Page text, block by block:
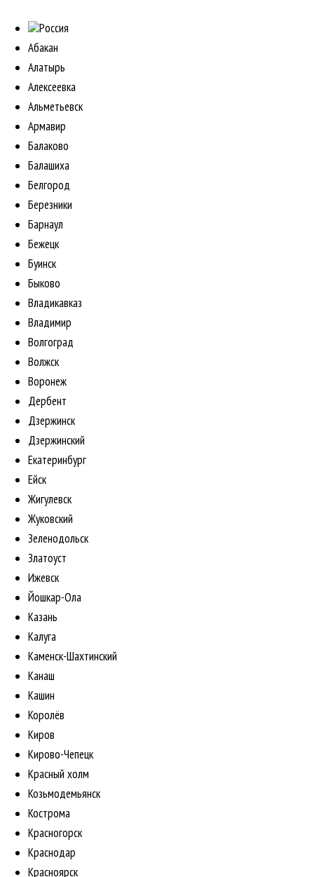
Россия
Абакан
Алатырь
Алексеевка
Альметьевск
Армавир
Балаково
Балашиха
Белгород
Березники
Барнаул
Бежецк
Буинск
Быково
Владикавказ
Владимир
Волгоград
Волжск
Воронеж
Дербент
Дзержинск
Дзержинский
Екатеринбург
Ейск
Жигулевск
Жуковский
Зеленодольск
Златоуст
Ижевск
Йошкар-Ола
Казань
Калуга
Каменск-Шахтинский
Канаш
Кашин
Королёв
Киров
Кирово-Чепецк
Красный холм
Козьмодемьянск
Кострома
Красногорск
Краснодар
Красноярск